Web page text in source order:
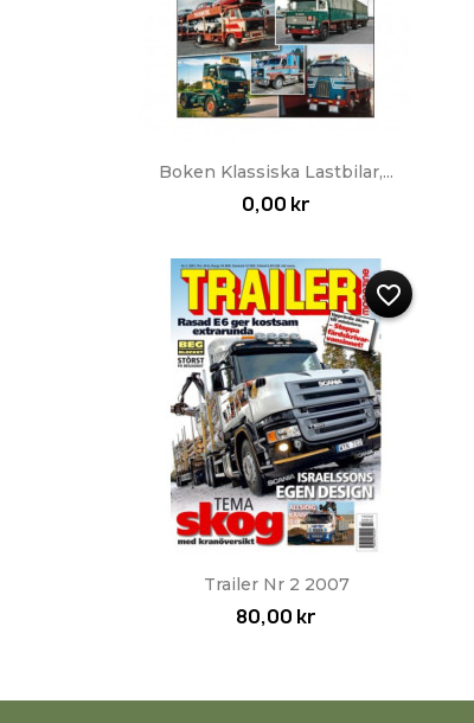
Snabbvy
Boken Klassiska Lastbilar,...
0,00 kr
Snabbvy
Trailer Nr 2 2007
80,00 kr
favorite_border